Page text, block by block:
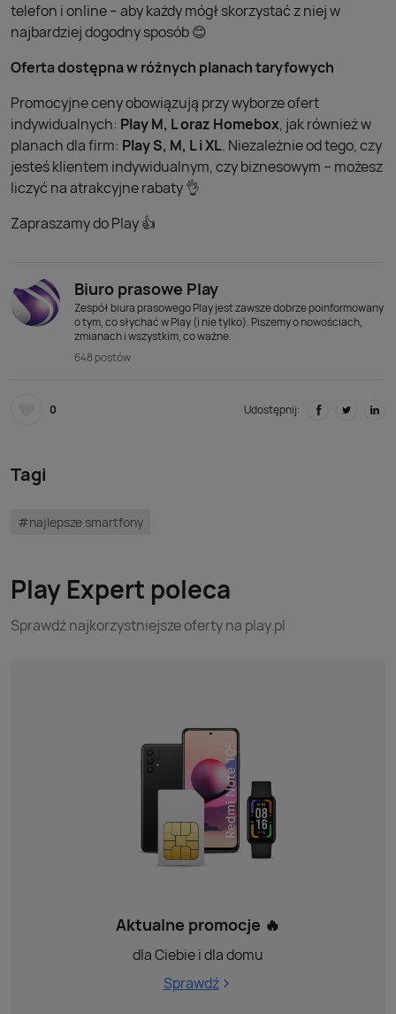
telefon i online – aby każdy mógł skorzystać z niej w
najbardziej dogodny sposób 😊
Oferta dostępna w różnych planach taryfowych
Promocyjne ceny obowiązują przy wyborze ofert
indywidualnych: Play M, L oraz Homebox, jak również w
planach dla firm: Play S, M, L i XL. Niezależnie od tego, czy
jesteś klientem indywidualnym, czy biznesowym – możesz
liczyć na atrakcyjne rabaty 👌
Zapraszamy do Play 👍
Biuro prasowe Play
Zespół biura prasowego Play jest zawsze dobrze poinformowany
o tym, co słychać w Play (i nie tylko). Piszemy o nowościach,
zmianach i wszystkim, co ważne.
648 postów
0 Udostępnij:
Tagi
#najlepsze smartfony
Play Expert poleca
Sprawdź najkorzystniejsze oferty na play.pl
Aktualne promocje 🔥
dla Ciebie i dla domu
Sprawdź